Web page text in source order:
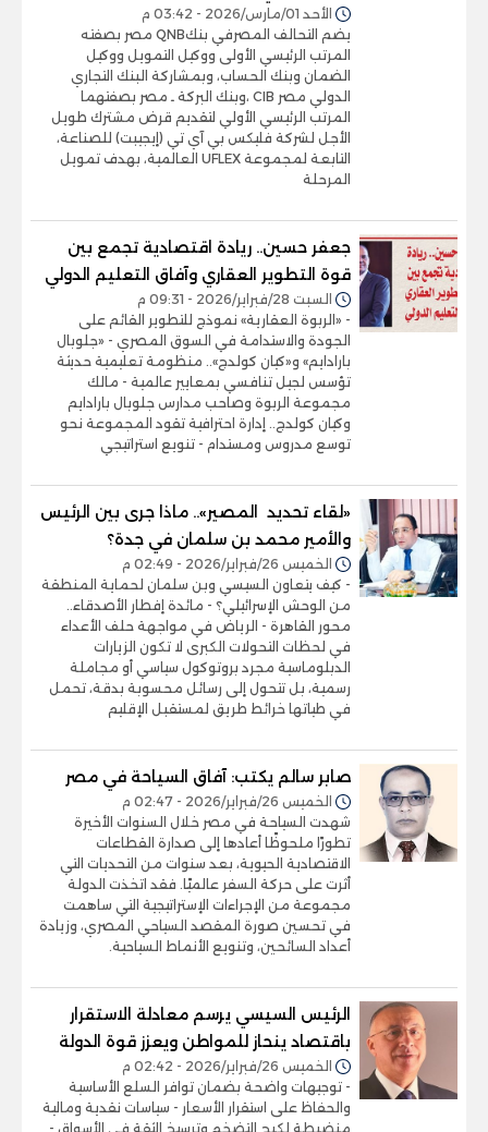
الأحد 01/مارس/2026 - 03:42 م
يضم التحالف المصرفي بنكQNB مصر بصفته
المرتب الرئيسي الأولى ووكيل التمويل ووكيل
الضمان وبنك الحساب، وبمشاركة البنك التجاري
الدولي مصر CIB ،وبنك البركة ـ مصر بصفتهما
المرتب الرئيسي الأولي لتقديم قرض مشترك طويل
الأجل لشركة فليكس بي آي تي (إيجيبت) للصناعة،
التابعة لمجموعة UFLEX العالمية، بهدف تمويل
المرحلة
جعفر حسين.. ريادة اقتصادية تجمع بين
قوة التطوير العقاري وآفاق التعليم الدولي
السبت 28/فبراير/2026 - 09:31 م
- «الربوة العقارية» نموذج للتطوير القائم على
الجودة والاستدامة في السوق المصري - «جلوبال
بارادايم» و«كيان كولدج».. منظومة تعليمية حديثة
تؤسس لجيل تنافسي بمعايير عالمية - مالك
مجموعة الربوة وصاحب مدارس جلوبال بارادايم
وكيان كولدج.. إدارة احترافية تقود المجموعة نحو
توسع مدروس ومستدام - تنويع استراتيجي
«لقاء تحديد المصير».. ماذا جرى بين الرئيس
والأمير محمد بن سلمان في جدة؟
الخميس 26/فبراير/2026 - 02:49 م
- كيف يتعاون السيسي وبن سلمان لحماية المنطقة
من الوحش الإسرائيلي؟ - مائدة إفطار الأصدقاء..
محور القاهرة - الرياض في مواجهة حلف الأعداء
في لحظات التحولات الكبرى لا تكون الزيارات
الدبلوماسية مجرد بروتوكول سياسي أو مجاملة
رسمية، بل تتحول إلى رسائل محسوبة بدقة، تحمل
في طياتها خرائط طريق لمستقبل الإقليم
صابر سالم يكتب: آفاق السياحة في مصر
الخميس 26/فبراير/2026 - 02:47 م
شهدت السياحة في مصر خلال السنوات الأخيرة
تطورًا ملحوظًا أعادها إلى صدارة القطاعات
الاقتصادية الحيوية، بعد سنوات من التحديات التي
أثرت على حركة السفر عالميًا. فقد اتخذت الدولة
مجموعة من الإجراءات الإستراتيجية التي ساهمت
في تحسين صورة المقصد السياحي المصري، وزيادة
أعداد السائحين، وتنويع الأنماط السياحية.
الرئيس السيسي يرسم معادلة الاستقرار
باقتصاد ينحاز للمواطن ويعزز قوة الدولة
الخميس 26/فبراير/2026 - 02:42 م
- توجيهات واضحة بضمان توافر السلع الأساسية
والحفاظ على استقرار الأسعار - سياسات نقدية ومالية
منضبطة لكبح التضخم وترسيخ الثقة في الأسواق -